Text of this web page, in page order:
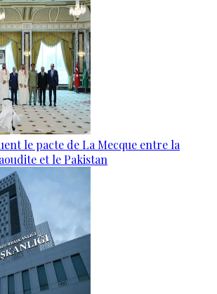
le pacte de La Mecque entre la
et le Pakistan